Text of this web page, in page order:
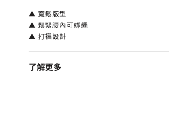
▲ 寬鬆版型
▲ 鬆緊腰內可綁繩
▲ 打褶設計
了解更多